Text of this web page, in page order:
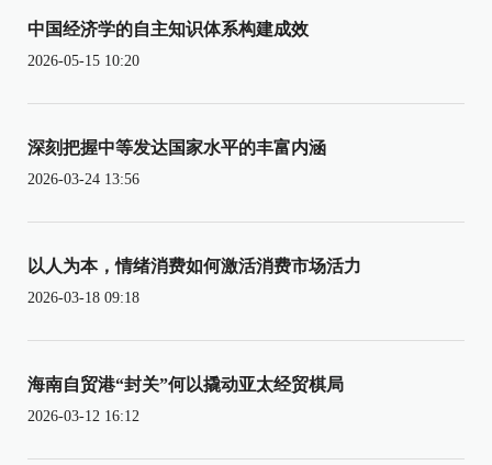
中国经济学的自主知识体系构建成效
2026-05-15 10:20
深刻把握中等发达国家水平的丰富内涵
2026-03-24 13:56
以人为本，情绪消费如何激活消费市场活力
2026-03-18 09:18
海南自贸港“封关”何以撬动亚太经贸棋局
2026-03-12 16:12